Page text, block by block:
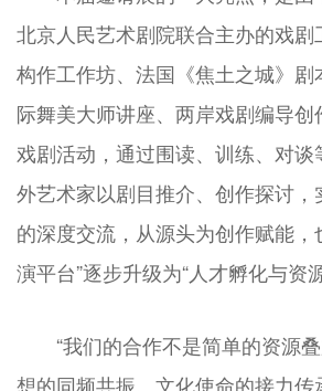
北京人民艺术剧院联合主办的戏
构作工作坊、法国《焦土之城》
际舞美大师讲座、两岸戏剧编导
戏剧活动，通过围读、训练、对谈
外艺术家以剧目推介、创作探讨
的深度交流，从源头为创作赋能，
演平台”逐步升级为“人才孵化与资
“我们的合作不是简单的资源
想的同频共振、文化使命的接力传